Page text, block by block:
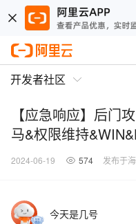
开发者社区
【应急响应】后门
马&权限维持
2024-06-19 574 发布于
今天是几号